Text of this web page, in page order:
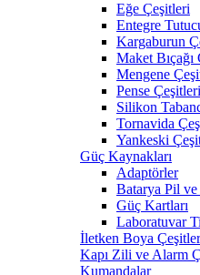
Eğe Çeşitleri
Entegre
Kargaburun
Maket Bıçağı
Mengene
Pense Çeşitleri
Silikon
Tornavida
Yankeski
Güç Kaynakları
Adaptörler
Batarya Pil ve
Güç Kartları
Laboratuvar
İletken Boya
Kapı Zili ve Alarm
Kumandalar